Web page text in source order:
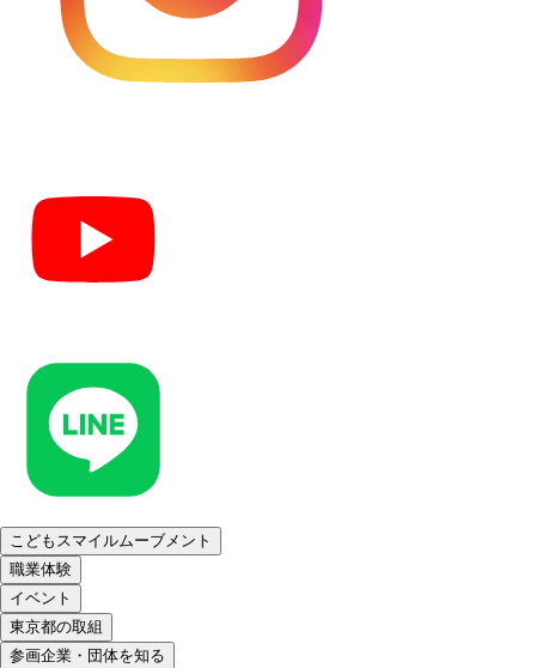
こどもスマイルムーブメント
職業体験
イベント
東京都の取組
参画企業・団体を知る